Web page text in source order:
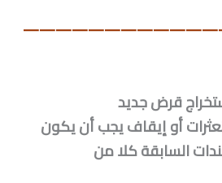
قرض جديد
أو إيقاف يجب أن يكون
السابقة كلا من